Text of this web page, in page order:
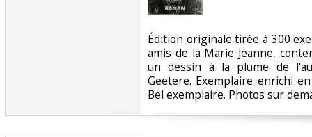
‎Édition originale tirée à 300
amis de la Marie-Jeanne,
un dessin à la plume de
Geetere. Exemplaire enrichi
Bel exemplaire. Photos sur